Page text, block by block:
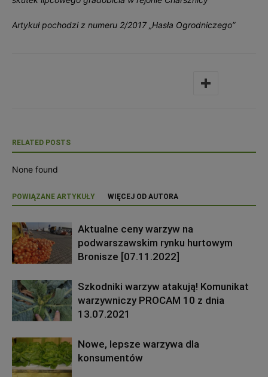
Artykuł pochodzi z numeru 2/2017 „Hasła Ogrodniczego”
RELATED POSTS
None found
POWIĄZANE ARTYKUŁY WIĘCEJ OD AUTORA
Aktualne ceny warzyw na
podwarszawskim rynku hurtowym
Bronisze [07.11.2022]
Szkodniki warzyw atakują! Komunikat
warzywniczy PROCAM 10 z dnia
13.07.2021
Nowe, lepsze warzywa dla
konsumentów